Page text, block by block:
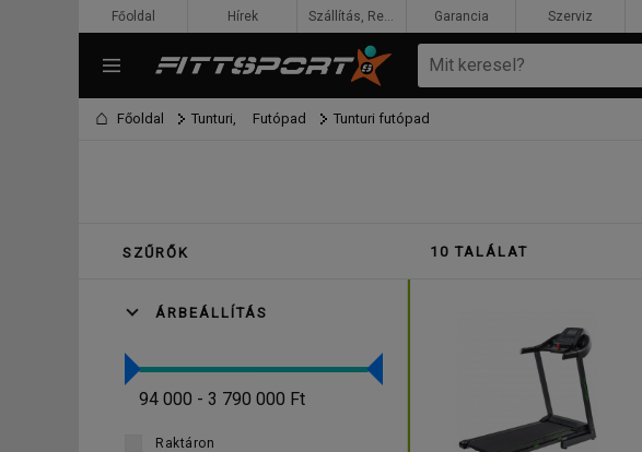
Főoldal Tunturi, Futópad Tunturi futópad
10 TALÁLAT
SZŰRŐK
ÁRBEÁLLÍTÁS
94 000 - 3 790 000 Ft
Raktáron
Főoldal Hírek Szállítás, Rendelés, Fizetés Garancia Szerviz